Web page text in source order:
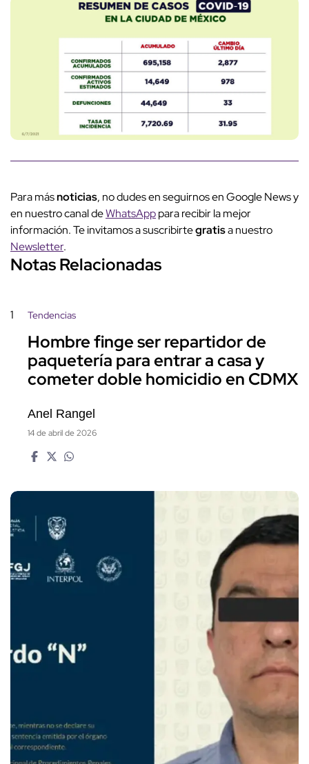
Para másnoticias, no dudes en seguirnos en Google News y
en nuestro canal deWhatsApppara recibir la mejor
información. Te invitamos a suscribirtegratisa nuestro
Newsletter.
Notas Relacionadas
1 Tendencias
Hombre finge ser repartidor de
paquetería para entrar a casa y
cometer doble homicidio en CDMX
Anel Rangel
14 de abril de 2026